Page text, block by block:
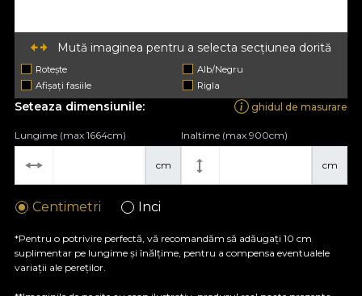
Mută imaginea pentru a selecta secțiunea dorită
Rotește
Alb/Negru
Afișați fasiile
Rigla
Seteaza dimensiunile: ghidul de masurare
cm
Lungime (max 1664cm)
cm
Inaltime (max 900cm)
Centimetri Inci
*Pentru o potrivire perfectă, vă recomandăm să adăugați 10 cm
suplimentar pe lungime și înălțime, pentru a compensa eventualele
variații ale pereților.